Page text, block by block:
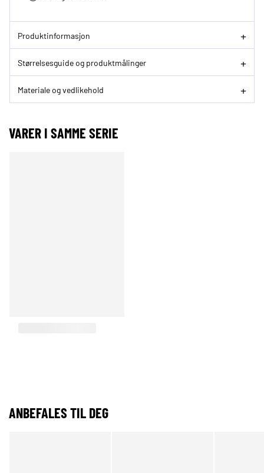
Produktinformasjon
Størrelsesguide og produktmålinger
Materiale og vedlikehold
VARER I SAMME SERIE
ANBEFALES TIL DEG